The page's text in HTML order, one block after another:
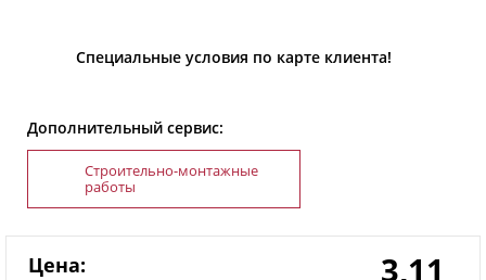
Специальные условия по карте клиента!
Дополнительный сервис:
Строительно-монтажные
работы
Цена: 3,11